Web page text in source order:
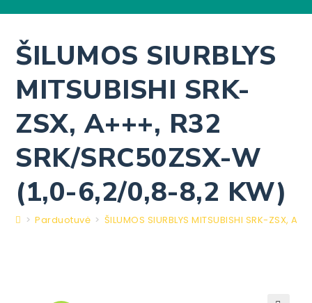
ŠILUMOS SIURBLYS
MITSUBISHI SRK-
ZSX, A+++, R32
SRK/SRC50ZSX-W
(1,0-6,2/0,8-8,2 KW)
> Parduotuvė > ŠILUMOS SIURBLYS MITSUBISHI SRK-ZSX,